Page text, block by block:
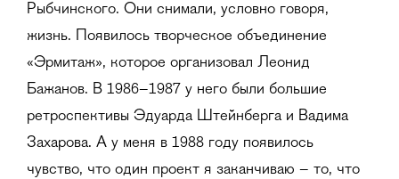
Рыбчинского. Они снимали, условно говоря,
жизнь. Появилось творческое объединение
«Эрмитаж», которое организовал Леонид
Бажанов. В 1986–1987 у него были большие
ретроспективы Эдуарда Штейнберга и Вадима
Захарова. А у меня в 1988 году появилось
чувство, что один проект я заканчиваю – то, что